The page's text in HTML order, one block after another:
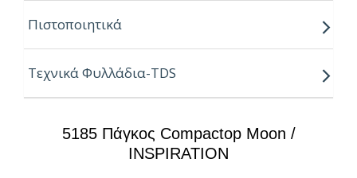
Παραγόμενα πάχη:
Παραγόμενο μήκος:4.20m
Παραγόμενα πλάτη:0.60, 0.64 & 0.80
Ειδικές επεξεργασίες:
– Άνοιγμα νεροχύτη & μπαταρίας
Πιστοποιητικά
Τεχνικά Φυλλάδια-TDS
5185 Πάγκος Compactop Moon /
INSPIRATION